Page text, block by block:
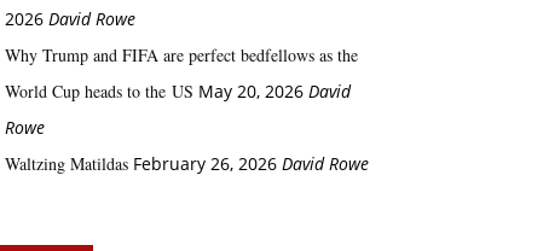
2026 David Rowe
Why Trump and FIFA are perfect bedfellows as the
World Cup heads to the US May 20, 2026 David
Rowe
Waltzing Matildas February 26, 2026 David Rowe